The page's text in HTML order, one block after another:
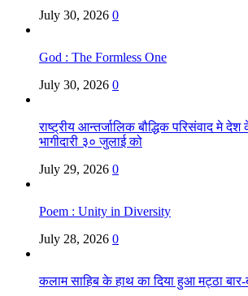
July 30, 2026 0
God : The Formless One
July 30, 2026 0
राष्ट्रीय आन्तर्जालिक बौद्धिक परिसंवाद मे
भागीदारी ३० जुलाई को
July 29, 2026 0
Poem : Unity in Diversity
July 28, 2026 0
कलाम साहिब के हाथ का दिया हुआ मट्ठा बार-